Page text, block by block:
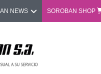
NEWS SOROBAN SHOP